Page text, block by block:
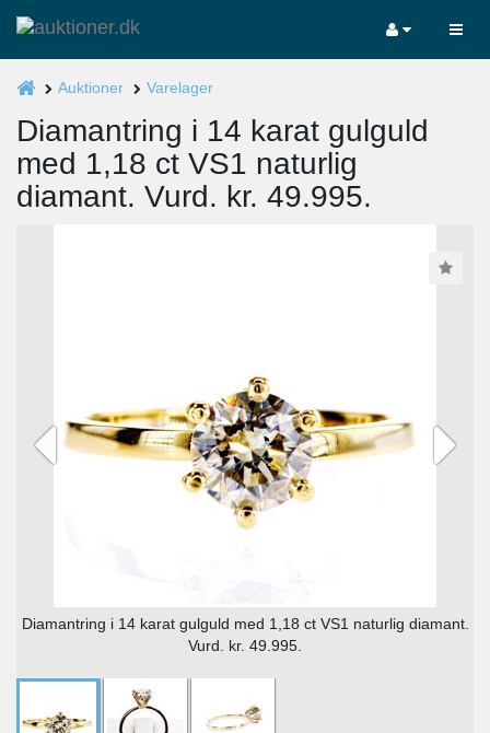
Auktioner Varelager
Diamantring i 14 karat gulguld
med 1,18 ct VS1 naturlig
diamant. Vurd. kr. 49.995.
Diamantring i 14 karat gulguld med 1,18 ct VS1 naturlig diamant.
Vurd. kr. 49.995.